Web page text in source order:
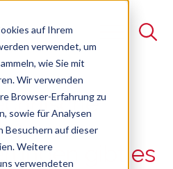
auf Ihrem
verwendet, um
wie Sie mit
Wir verwenden
Browser-Erfahrung zu
sowie für Analysen
Besuchern auf dieser
Weitere
verwendeten
da das Suchfeld leer ist.
gibt es